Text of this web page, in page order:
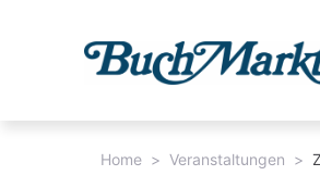
Home > Veranstaltungen >